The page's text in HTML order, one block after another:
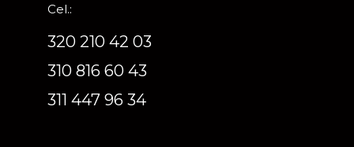
Cel.:
320 210 42 03
310 816 60 43
311 447 96 34